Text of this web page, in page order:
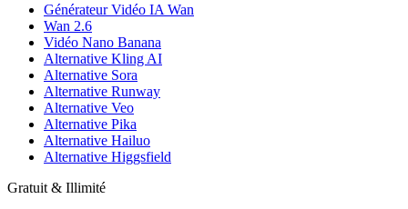
Générateur Vidéo IA Wan
Wan 2.6
Vidéo Nano Banana
Alternative Kling AI
Alternative Sora
Alternative Runway
Alternative Veo
Alternative Pika
Alternative Hailuo
Alternative Higgsfield
Gratuit & Illimité